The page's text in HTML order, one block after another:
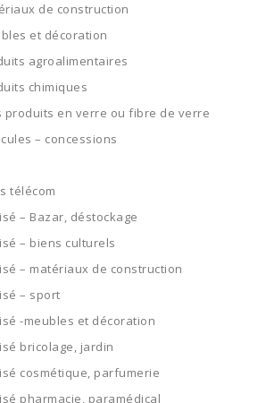
de construction
et décoration
agroalimentaires
chimiques
produits en verre ou fibre de verre
– concessions
télécom
– Bazar, déstockage
– biens culturels
– matériaux de construction
– sport
-meubles et décoration
bricolage, jardin
cosmétique, parfumerie
pharmacie, paramédical